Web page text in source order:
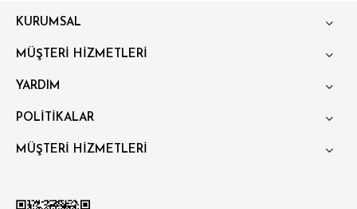
KURUMSAL
MÜŞTERİ HİZMETLERİ
YARDIM
POLİTİKALAR
MÜŞTERİ HİZMETLERİ